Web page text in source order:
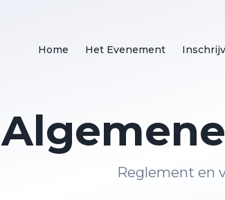
Home Het Evenement
Reglement en